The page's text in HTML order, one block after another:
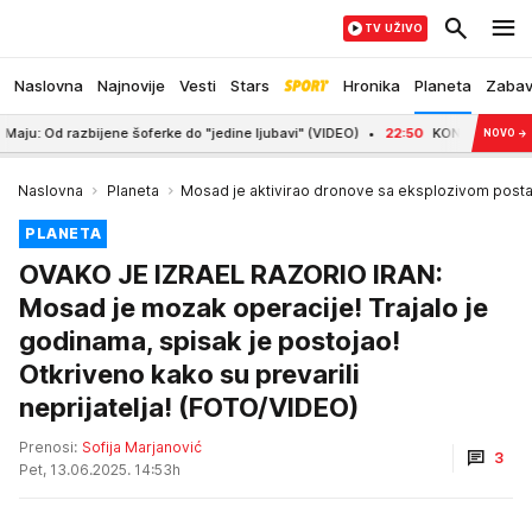
Naslovna Najnovije Vesti Stars Hronika Planeta
TV UŽIVO
Od razbijene šoferke do "jedine ljubavi" (VIDEO) 22:50 KONOR NOVO →
Naslovna Planeta Mosad je aktivirao dronove sa eksplozivom
PLANETA
OVAKO JE IZRAEL RAZORIO IRAN:
Mosad je mozak operacije! Trajalo je
godinama, spisak je postojao!
Otkriveno kako su prevarili
neprijatelja! (FOTO/VIDEO)
Prenosi: Sofija Marjanović
Pet, 13.06.2025. 14:53h
3